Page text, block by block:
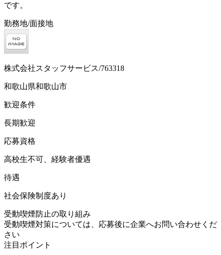
です。
勤務地/面接地
株式会社スタッフサービス/763318
和歌山県和歌山市
歓迎条件
長期歓迎
応募資格
高校生不可、経験者優遇
待遇
社会保険制度あり
受動喫煙防止の取り組み
受動喫煙対策については、応募後に企業へお問い合わせくだ
さい
注目ポイント